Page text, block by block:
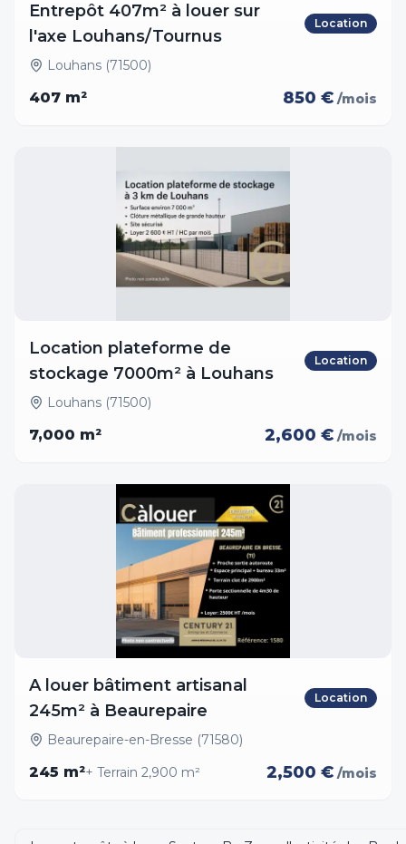
Entrepôt 407m² à louer sur
l'axe Louhans/Tournus
Location
Louhans (71500)
407 m² 850 € /mois
Location plateforme de
stockage 7000m² à Louhans
Location
Louhans (71500)
7,000 m² 2,600 € /mois
A louer bâtiment artisanal
245m² à Beaurepaire
Location
Beaurepaire-en-Bresse (71580)
245 m²+ Terrain 2,900 m² 2,500 € /mois